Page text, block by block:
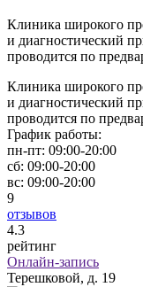
Клиника широкого
и диагностический
проводится по
Клиника широкого
и диагностический
проводится по
График работы:
пн-пт: 09:00-20:00
сб: 09:00-20:00
вс: 09:00-20:00
9
отзывов
4.3
рейтинг
Онлайн-запись
Терешковой, д. 19